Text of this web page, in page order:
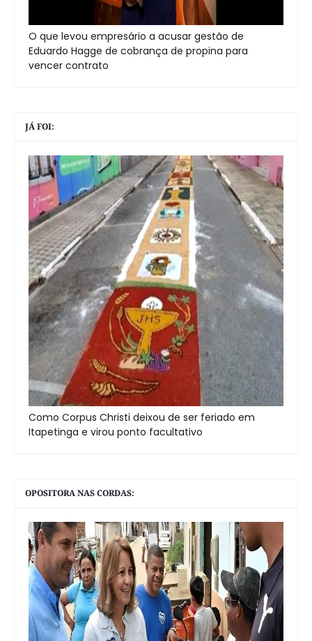
O que levou empresário a acusar gestão de
Eduardo Hagge de cobrança de propina para
vencer contrato
JÁ FOI:
Como Corpus Christi deixou de ser feriado em
Itapetinga e virou ponto facultativo
OPOSITORA NAS CORDAS: